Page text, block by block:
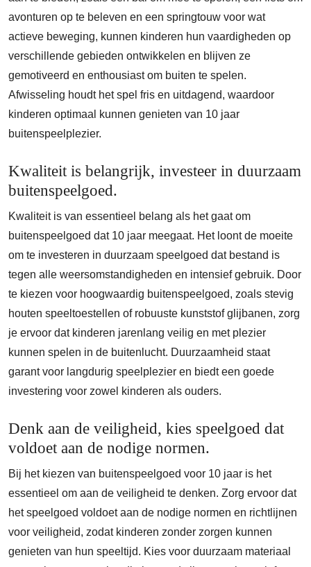
avonturen op te beleven en een springtouw voor wat
actieve beweging, kunnen kinderen hun vaardigheden op
verschillende gebieden ontwikkelen en blijven ze
gemotiveerd en enthousiast om buiten te spelen.
Afwisseling houdt het spel fris en uitdagend, waardoor
kinderen optimaal kunnen genieten van 10 jaar
buitenspeelplezier.
Kwaliteit is belangrijk, investeer in duurzaam
buitenspeelgoed.
Kwaliteit is van essentieel belang als het gaat om
buitenspeelgoed dat 10 jaar meegaat. Het loont de moeite
om te investeren in duurzaam speelgoed dat bestand is
tegen alle weersomstandigheden en intensief gebruik. Door
te kiezen voor hoogwaardig buitenspeelgoed, zoals stevig
houten speeltoestellen of robuuste kunststof glijbanen, zorg
je ervoor dat kinderen jarenlang veilig en met plezier
kunnen spelen in de buitenlucht. Duurzaamheid staat
garant voor langdurig speelplezier en biedt een goede
investering voor zowel kinderen als ouders.
Denk aan de veiligheid, kies speelgoed dat
voldoet aan de nodige normen.
Bij het kiezen van buitenspeelgoed voor 10 jaar is het
essentieel om aan de veiligheid te denken. Zorg ervoor dat
het speelgoed voldoet aan de nodige normen en richtlijnen
voor veiligheid, zodat kinderen zonder zorgen kunnen
genieten van hun speeltijd. Kies voor duurzaam materiaal